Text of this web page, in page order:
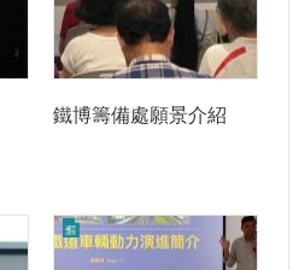
鐵博籌備處願景介紹